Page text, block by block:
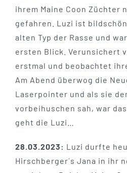
ihrem Maine Coon Züchter
gefahren. Luzi ist
alten Typ der Rasse und
ersten Blick. Verunsichert
erstmal und beobachtet
Am Abend überwog die
Laserpointer und als sie
vorbeihuschen sah, war
geht die Luzi…
28.03.2023: Luzi durfte
Hirschberger´s Jana in ihr